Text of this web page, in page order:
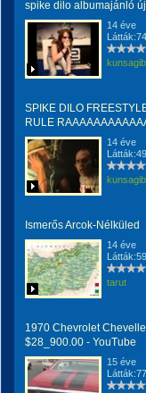
spike dilo albumajánló
14 éve
SPIKE DILO
RULE
14 éve
Ismerős Arcok-Nélküled
14 éve
tarut
‪1970 Chevrolet
$28_900.00‬‏ - YouTube
15 éve